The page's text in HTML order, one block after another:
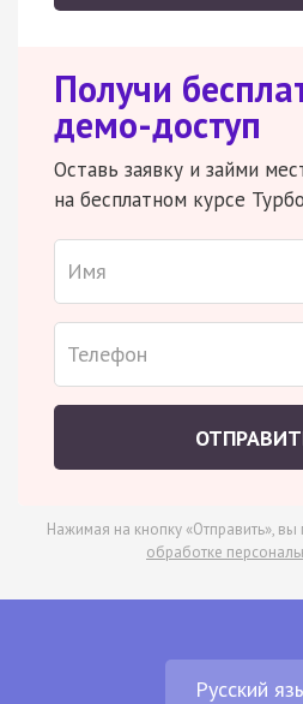
Получи
демо-доступ
Оставь заявку и займи
на бесплатном курсе
Нажимая на кнопку «Отправить», вы
обработке
Русский